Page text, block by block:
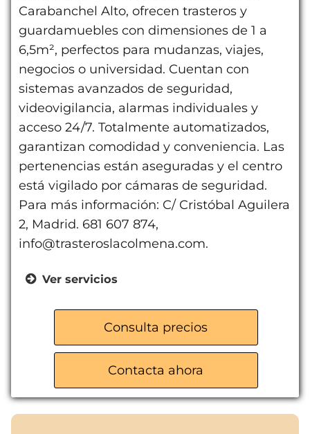
Carabanchel Alto, ofrecen trasteros y
guardamuebles con dimensiones de 1 a
6,5m², perfectos para mudanzas, viajes,
negocios o universidad. Cuentan con
sistemas avanzados de seguridad,
videovigilancia, alarmas individuales y
acceso 24/7. Totalmente automatizados,
garantizan comodidad y conveniencia. Las
pertenencias están aseguradas y el centro
está vigilado por cámaras de seguridad.
Para más información: C/ Cristóbal Aguilera
2, Madrid. 681 607 874,
info@trasteroslacolmena.com.
Ver servicios
Videovigilancia 24/7
Alarmas individuales
Acceso 24h, 365 días
Sistema de seguridad contra
incendios
Consulta precios
Contacta ahora